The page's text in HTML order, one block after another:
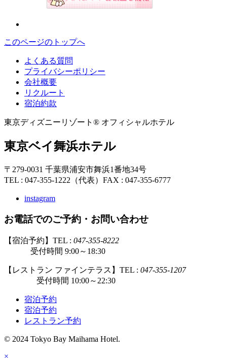
このページのトップへ
よくある質問
プライバシーポリシー
会社概要
リクルート
宿泊約款
東京ディズニーリゾート® オフィシャルホテル
東京ベイ舞浜ホテル
〒279-0031 千葉県浦安市舞浜1番地34号
TEL : 047-355-1222（代表） FAX : 047-355-6777
instagram
お電話でのご予約・お問い合わせ
【宿泊予約】TEL : 047-355-8222
受付時間 9:00～18:30
【レストラン ファインテラス】TEL : 047-355-1207
受付時間 10:00～22:30
宿泊予約
宿泊予約
レストラン予約
© 2024 Tokyo Bay Maihama Hotel.
×